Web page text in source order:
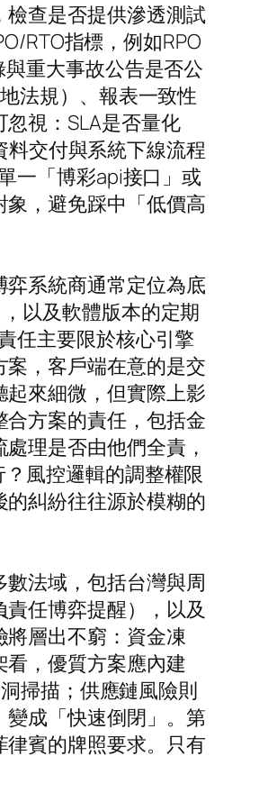
查是否提供滲透測試
RTO指標，例如RPO
重大事故公告是否公
法規）、報表一致性
視：SLA是否量化
交付與系統下線流程
一「博彩api接口」或
，避免踩中「低價高
系統商通常定位為底
以及軟體版本的定期
任主要限於核心引擎
，客戶端在意的是交
來細微，但實際上影
方案的責任，包括金
理是否由他們全責，
風控邏輯的調整權限
糾紛往往源於模糊的
法域，包括台灣與周
任博弈提醒），以及
層出不窮：資金凍
，優質方案應內建
掃描；供應鏈風險則
成「快速倒閉」。第
賓的牌照要求。只有